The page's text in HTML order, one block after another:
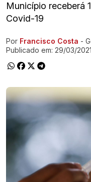
Município receberá
Covid-19
Ir direto pra matéria
Por Francisco Costa -
Publicado em: 29/03/